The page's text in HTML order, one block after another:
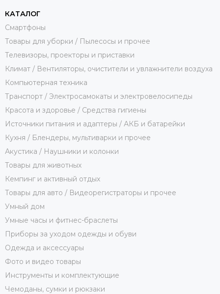
КАТАЛОГ
Смартфоны
Товары для уборки / Пылесосы и прочее
Телевизоры, проекторы и приставки
Климат / Вентиляторы, очистители и увлажнители воздуха
Компьютерная техника
Транспорт / Электросамокаты и электровелосипеды
Красота и здоровье / Средства гигиены
Источники питания и адаптеры / АКБ и батарейки
Кухня / Блендеры, мультиварки и прочее
Акустика / Наушники и колонки
Товары для животных
Кемпинг и активный отдых
Товары для авто / Видеорегистраторы и прочее
Умный дом
Умные часы и фитнес-браслеты
Приборы за уходом одежды и обуви
Одежда и аксессуары
Фото и видео товары
Инструменты и комплектующие
Чемоданы, сумки и рюкзаки